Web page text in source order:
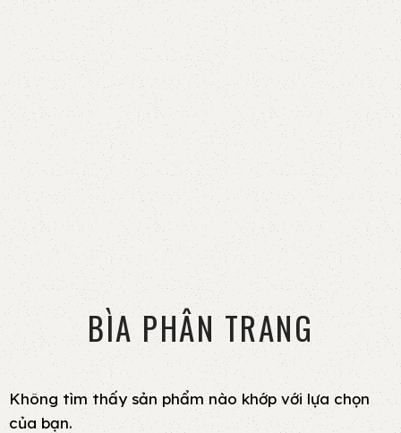
BÌA PHÂN TRANG
Không tìm thấy sản phẩm nào khớp với lựa chọn
của bạn.